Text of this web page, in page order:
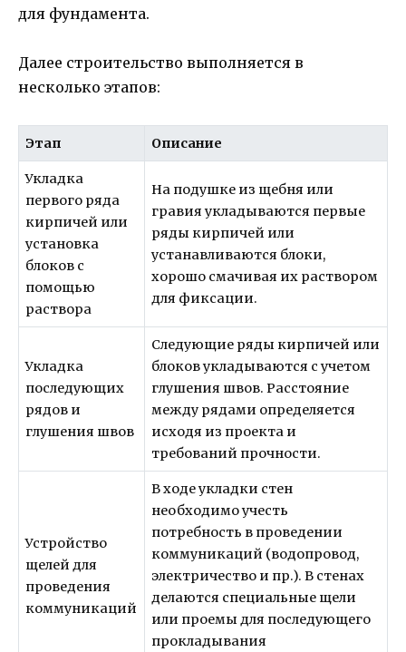
для фундамента.
Далее строительство выполняется в
несколько этапов:
Этап Описание
Укладка
первого ряда
кирпичей или
установка
блоков с
помощью
раствора
На подушке из щебня или
гравия укладываются первые
ряды кирпичей или
устанавливаются блоки,
хорошо смачивая их раствором
для фиксации.
Укладка
последующих
рядов и
глушения швов
Следующие ряды кирпичей или
блоков укладываются с учетом
глушения швов. Расстояние
между рядами определяется
исходя из проекта и
требований прочности.
Устройство
щелей для
проведения
коммуникаций
В ходе укладки стен
необходимо учесть
потребность в проведении
коммуникаций (водопровод,
электричество и пр.). В стенах
делаются специальные щели
или проемы для последующего
прокладывания